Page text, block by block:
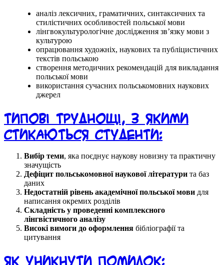
аналіз лексичних, граматичних, синтаксичних та
стилістичних особливостей польської мови
лінгвокультурологічне дослідження зв’язку мови з
культурою
опрацювання художніх, наукових та публіцистичних
текстів польською
створення методичних рекомендацій для викладання
польської мови
використання сучасних польськомовних наукових
джерел
Типові труднощі, з якими
стикаються студенти:
Вибір теми, яка поєднує наукову новизну та практичну
значущість
Дефіцит польськомовної наукової літератури та баз
даних
Недостатній рівень академічної польської мови для
написання окремих розділів
Складність у проведенні комплексного
лінгвістичного аналізу
Високі вимоги до оформлення бібліографії та
цитування
Як уникнути помилок: